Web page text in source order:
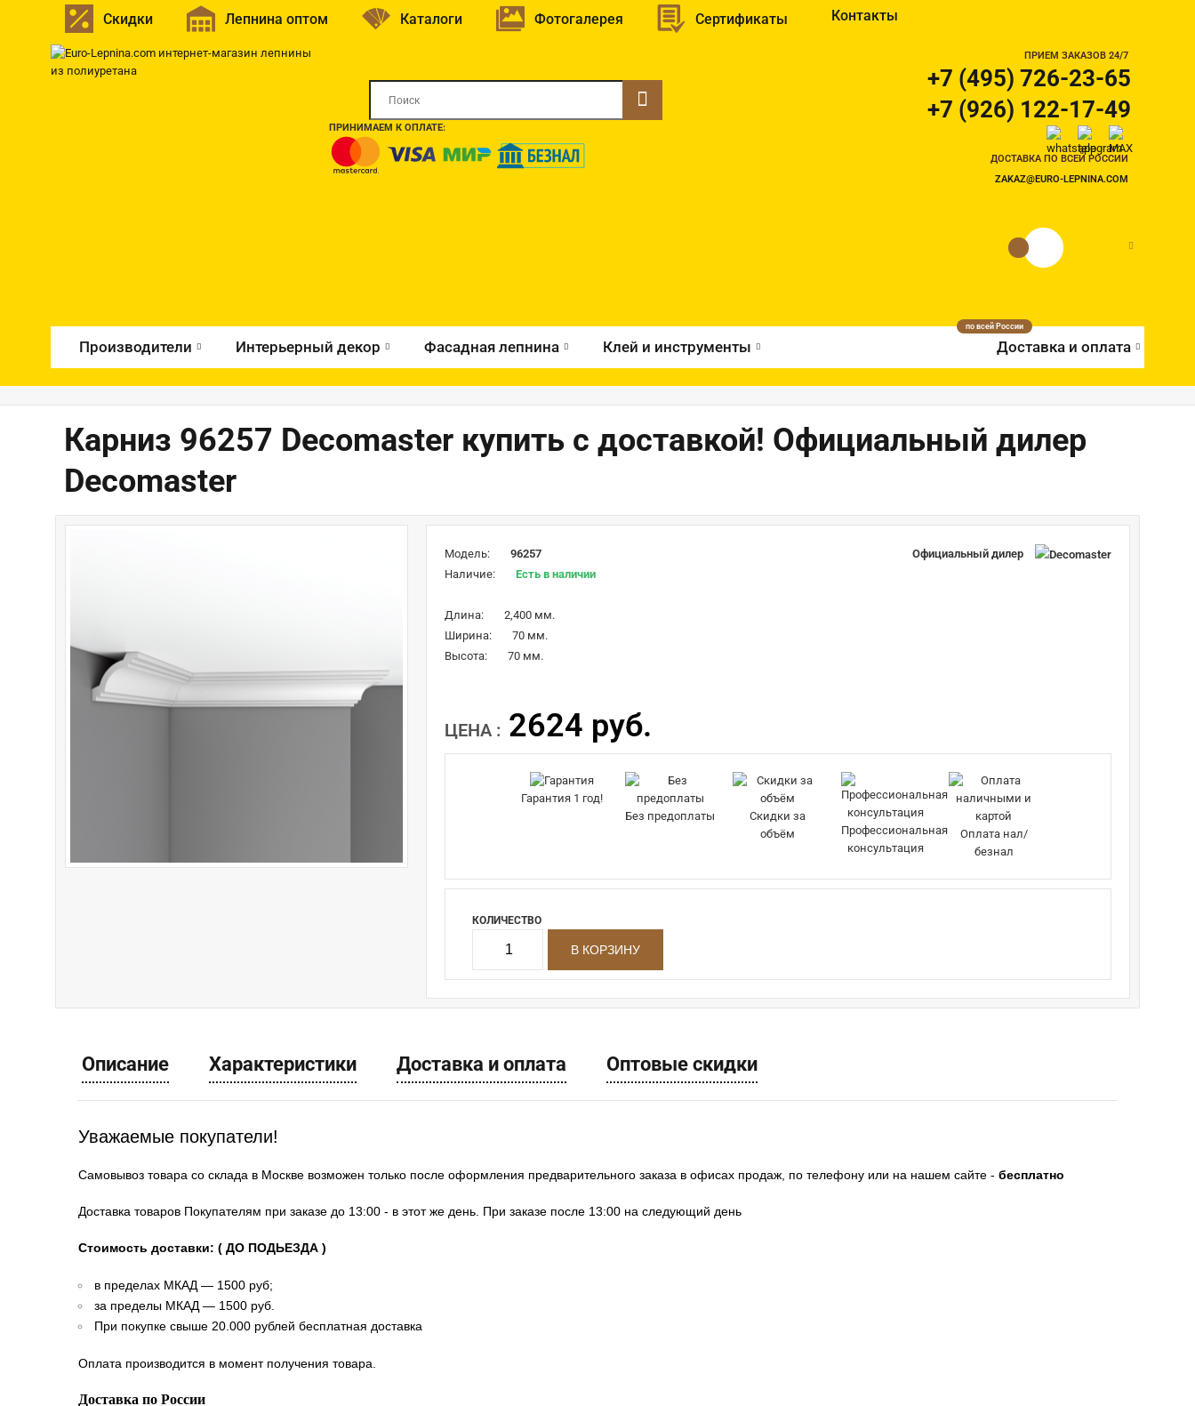
Скидки Лепнина оптом Каталоги Фотогалерея Сертификаты Контакты
ПРИНИМАЕМ К ОПЛАТЕ:
ПРИЕМ ЗАКАЗОВ 24/7
+7 (495) 726-23-65
+7 (926) 122-17-49
ДОСТАВКА ПО ВСЕЙ РОССИИ
ZAKAZ@EURO-LEPNINA.COM
Производители Интерьерный декор Фасадная лепнина Клей и инструменты Доставка и оплата
по всей России
Карниз 96257 Decomaster купить с доставкой! Официальный дилер
Decomaster
Модель:
96257
Наличие:
Есть в наличии
Длина:
2,400 мм.
Ширина:
70 мм.
Высота:
70 мм.
Официальный дилер
ЦЕНА : 2624 руб.
Гарантия 1 год!
Без предоплаты
Скидки за
объём
Профессиональная
консультация
Оплата нал/
безнал
КОЛИЧЕСТВО
Описание Характеристики Доставка и оплата Оптовые скидки
Уважаемые покупатели!
Самовывоз товара со склада в Москве возможен только после оформления предварительного заказа в офисах продаж, по телефону или на нашем сайте - бесплатно
Доставка товаров Покупателям при заказе до 13:00 - в этот же день. При заказе после 13:00 на следующий день
Стоимость доставки: ( ДО ПОДЬЕЗДА )
в пределах МКАД — 1500 руб;
за пределы МКАД — 1500 руб.
При покупке свыше 20.000 рублей бесплатная доставка
Оплата производится в момент получения товара.
Доставка по России